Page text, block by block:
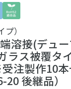
）
溶接(デュ
ラス被覆タ
注製作10本
20 後継品）